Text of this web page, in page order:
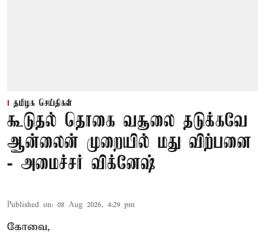
தமிழக செய்திகள்
கூடுதல் தொகை வசூலை தடுக்கவே
ஆன்லைன் முறையில் மது விற்பனை
- அமைச்சர் விக்னேஷ்
Published on: 08 Aug 2026, 4:29 pm
கோவை,